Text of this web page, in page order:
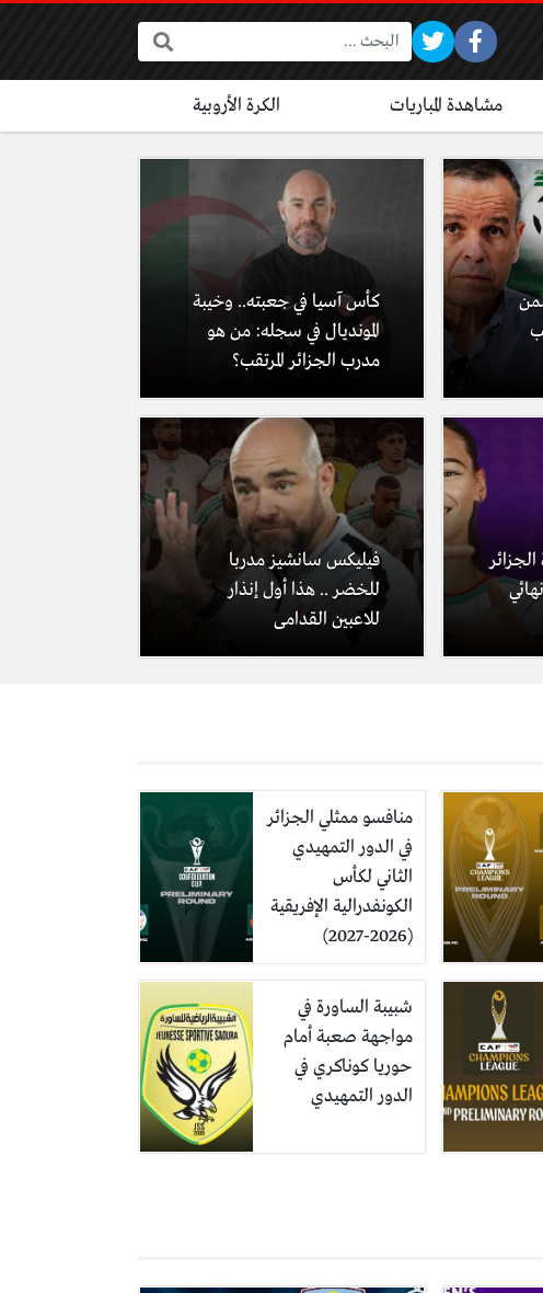
البحث:
مشاهدة المباريات الكرة الأروبية
كأس آسيا في جعبته.. وخيبة
المونديال في سجله: من هو
مدرب الجزائر المرتقب؟
الجزائر
فيليكس سانشيز مدربا
للخضر .. هذا أول إنذار
للاعبين القدامى
منافسو ممثلي الجزائر
في الدور التمهيدي
الثاني لكأس
الكونفدرالية الإفريقية
(2026-2027)
شبيبة الساورة في
مواجهة صعبة أمام
حوريا كوناكري في
الدور التمهيدي